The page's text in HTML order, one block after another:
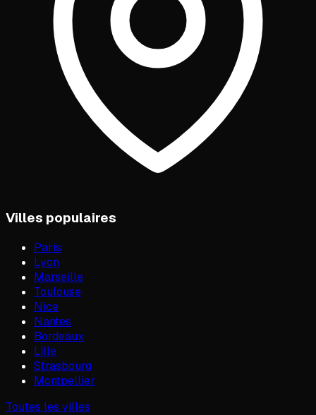
Villes populaires
Paris
Lyon
Marseille
Toulouse
Nice
Nantes
Bordeaux
Lille
Strasbourg
Montpellier
Toutes les villes